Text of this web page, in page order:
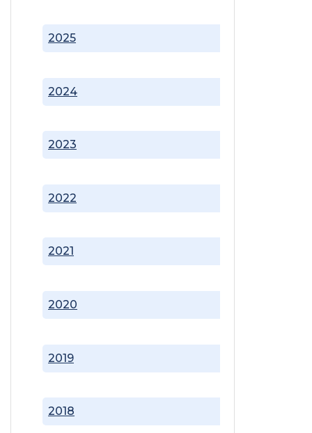
2018
2019
2020
2021
2022
2023
2024
2025